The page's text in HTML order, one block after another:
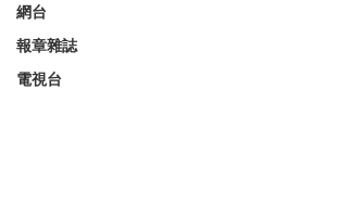
網台
報章雜誌
電視台